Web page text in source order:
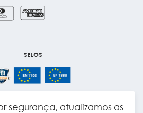
segurança, atualizamos as
SELOS